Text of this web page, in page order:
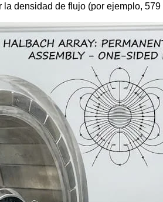
densidad de flujo (por ejemplo,